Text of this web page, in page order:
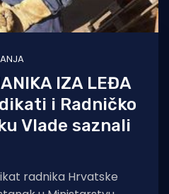
IZA LEĐA
i Radničko
Vlade saznali
radnika Hrvatske